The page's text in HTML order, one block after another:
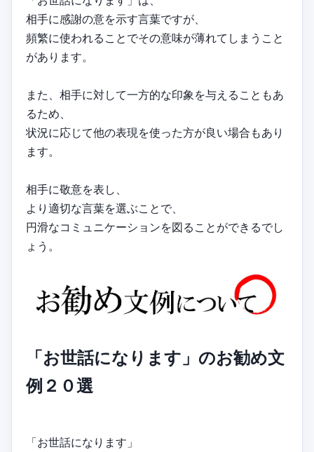
相手に感謝の意を示す言葉ですが、
頻繁に使われることでその意味が薄れてしまうこと
があります。
また、相手に対して一方的な印象を与えることもあ
るため、
状況に応じて他の表現を使った方が良い場合もあり
ます。
相手に敬意を表し、
より適切な言葉を選ぶことで、
円滑なコミュニケーションを図ることができるでし
ょう。
「お世話になります」のお勧め文
例２０選
「お世話になります」